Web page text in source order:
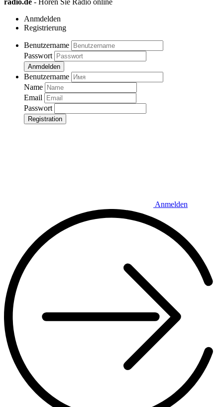
radio.de - Hören Sie Radio online
Anmdelden
Registrierung
Benutzername
Passwort
Anmdelden
Benutzername
Name
Email
Passwort
Registration
Anmelden